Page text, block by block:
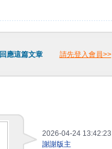
回應這篇文章 請先登入會員>>
2026-04-24 13:42:23
謝謝版主